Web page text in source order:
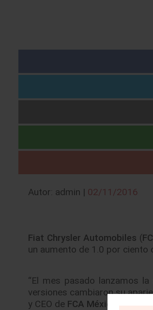
Autor: admin | 02/11/2016
Fiat Chrysler Automobiles (
un aumento de 1.0 por ciento
“El mes pasado lanzamos la
versiones cambiaron su
y CEO de FCA México